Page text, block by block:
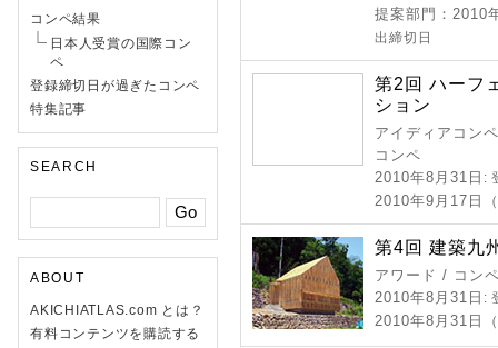
コンペ結果
日本人受賞の国際コン
ペ
登録締切日が過ぎたコンペ
特集記事
SEARCH
ABOUT
AKICHIATLAS.com とは？
有料コンテンツを購読する
提案部門：2010
出締切日
第2回 ハーフ
ション
アイディアコン
コンペ
2010年8月31日 :
2010年9月17日
第4回 建築九
アワード / コン
2010年8月31日 :
2010年8月31日